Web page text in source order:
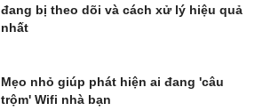
đang bị theo dõi và cách xử lý hiệu quả
nhất
Mẹo nhỏ giúp phát hiện ai đang 'câu
trộm' Wifi nhà bạn